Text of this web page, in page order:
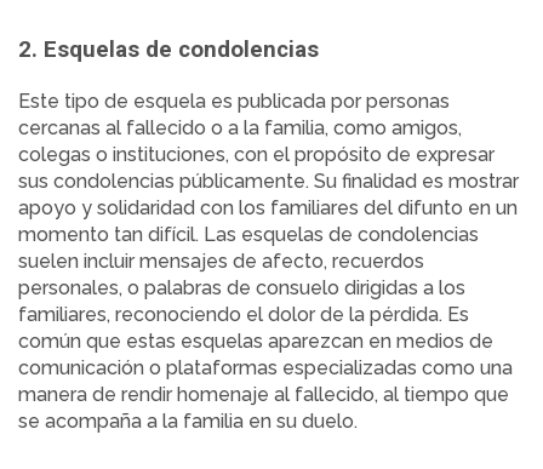
2. Esquelas de condolencias
Este tipo de esquela es publicada por personas
cercanas al fallecido o a la familia, como amigos,
colegas o instituciones, con el propósito de expresar
sus condolencias públicamente. Su finalidad es mostrar
apoyo y solidaridad con los familiares del difunto en un
momento tan difícil. Las esquelas de condolencias
suelen incluir mensajes de afecto, recuerdos
personales, o palabras de consuelo dirigidas a los
familiares, reconociendo el dolor de la pérdida. Es
común que estas esquelas aparezcan en medios de
comunicación o plataformas especializadas como una
manera de rendir homenaje al fallecido, al tiempo que
se acompaña a la familia en su duelo.